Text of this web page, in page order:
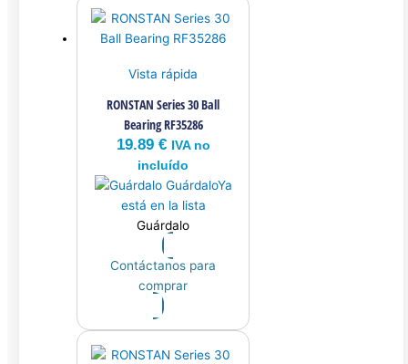
Vista rápida
RONSTAN Series 30 Ball
Bearing RF35286
19.89 € IVA no
incluído
GuárdaloYa
está en la lista
Guárdalo
Contáctanos para
comprar